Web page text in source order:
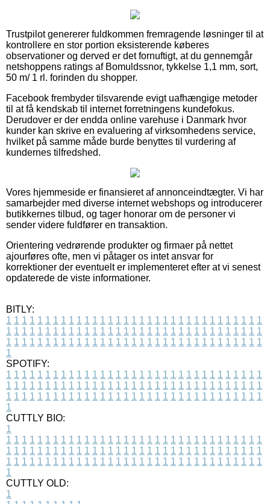
Trustpilot genererer fuldkommen fremragende løsninger til at
kontrollere en stor portion eksisterende køberes
observationer og derved er det fornuftigt, at du gennemgår
netshoppens ratings af Bomuldssnor, tykkelse 1,1 mm, sort,
50 m/ 1 rl. forinden du shopper.
Facebook frembyder tilsvarende evigt uafhængige metoder
til at få kendskab til internet forretningens kundefokus.
Derudover er der endda online varehuse i Danmark hvor
kunder kan skrive en evaluering af virksomhedens service,
hvilket på samme måde burde benyttes til vurdering af
kundernes tilfredshed.
Vores hjemmeside er finansieret af annonceindtægter. Vi har
samarbejder med diverse internet webshops og introducerer
butikkernes tilbud, og tager honorar om de personer vi
sender videre fuldfører en transaktion.
Orientering vedrørende produkter og firmaer på nettet
ajourføres ofte, men vi påtager os intet ansvar for
korrektioner der eventuelt er implementeret efter at vi senest
opdaterede de viste informationer.
BITLY:
1 1 1 1 1 1 1 1 1 1 1 1 1 1 1 1 1 1 1 1 1 1 1 1 1 1 1 1 1 1 1 1 1
1 1 1 1 1 1 1 1 1 1 1 1 1 1 1 1 1 1 1 1 1 1 1 1 1 1 1 1 1 1 1 1 1
1 1 1 1 1 1 1 1 1 1 1 1 1 1 1 1 1 1 1 1 1 1 1 1 1 1 1 1 1 1 1 1 1
1
SPOTIFY:
1 1 1 1 1 1 1 1 1 1 1 1 1 1 1 1 1 1 1 1 1 1 1 1 1 1 1 1 1 1 1 1 1
1 1 1 1 1 1 1 1 1 1 1 1 1 1 1 1 1 1 1 1 1 1 1 1 1 1 1 1 1 1 1 1 1
1 1 1 1 1 1 1 1 1 1 1 1 1 1 1 1 1 1 1 1 1 1 1 1 1 1 1 1 1 1 1 1 1
1
CUTTLY BIO:
1
1 1 1 1 1 1 1 1 1 1 1 1 1 1 1 1 1 1 1 1 1 1 1 1 1 1 1 1 1 1 1 1 1
1 1 1 1 1 1 1 1 1 1 1 1 1 1 1 1 1 1 1 1 1 1 1 1 1 1 1 1 1 1 1 1 1
1 1 1 1 1 1 1 1 1 1 1 1 1 1 1 1 1 1 1 1 1 1 1 1 1 1 1 1 1 1 1 1 1
1
CUTTLY OLD:
1